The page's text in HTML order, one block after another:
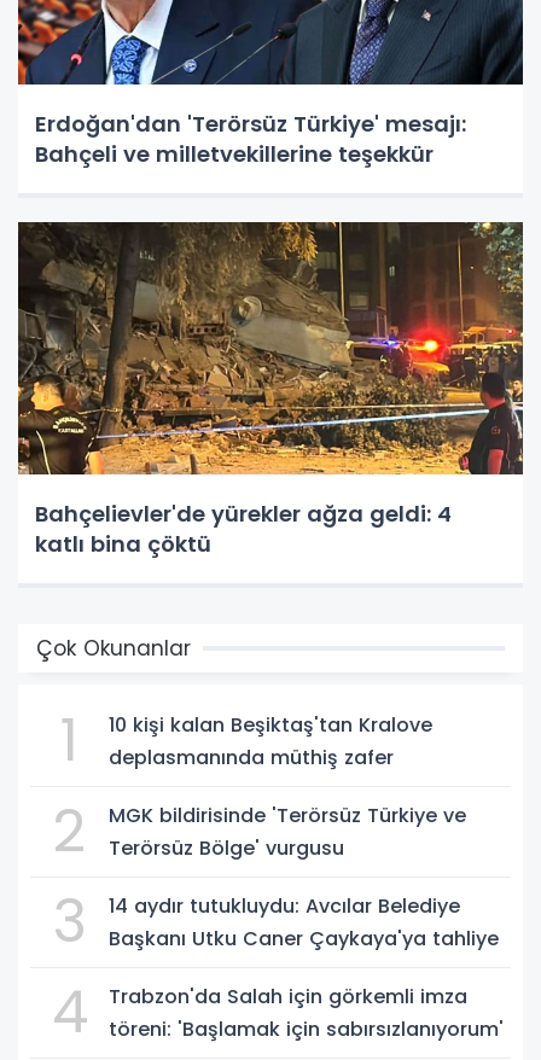
Erdoğan'dan 'Terörsüz Türkiye' mesajı:
Bahçeli ve milletvekillerine teşekkür
Bahçelievler'de yürekler ağza geldi: 4
katlı bina çöktü
Çok Okunanlar
1
10 kişi kalan Beşiktaş'tan Kralove
deplasmanında müthiş zafer
2
MGK bildirisinde 'Terörsüz Türkiye ve
Terörsüz Bölge' vurgusu
3
14 aydır tutukluydu: Avcılar Belediye
Başkanı Utku Caner Çaykaya'ya tahliye
4
Trabzon'da Salah için görkemli imza
töreni: 'Başlamak için sabırsızlanıyorum'